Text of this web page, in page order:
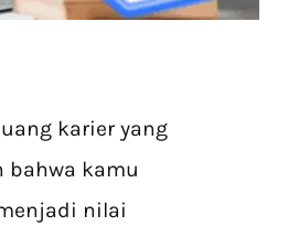
karier yang
kamu
nilai